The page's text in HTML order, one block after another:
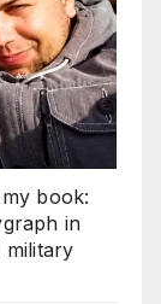
book:
in
military